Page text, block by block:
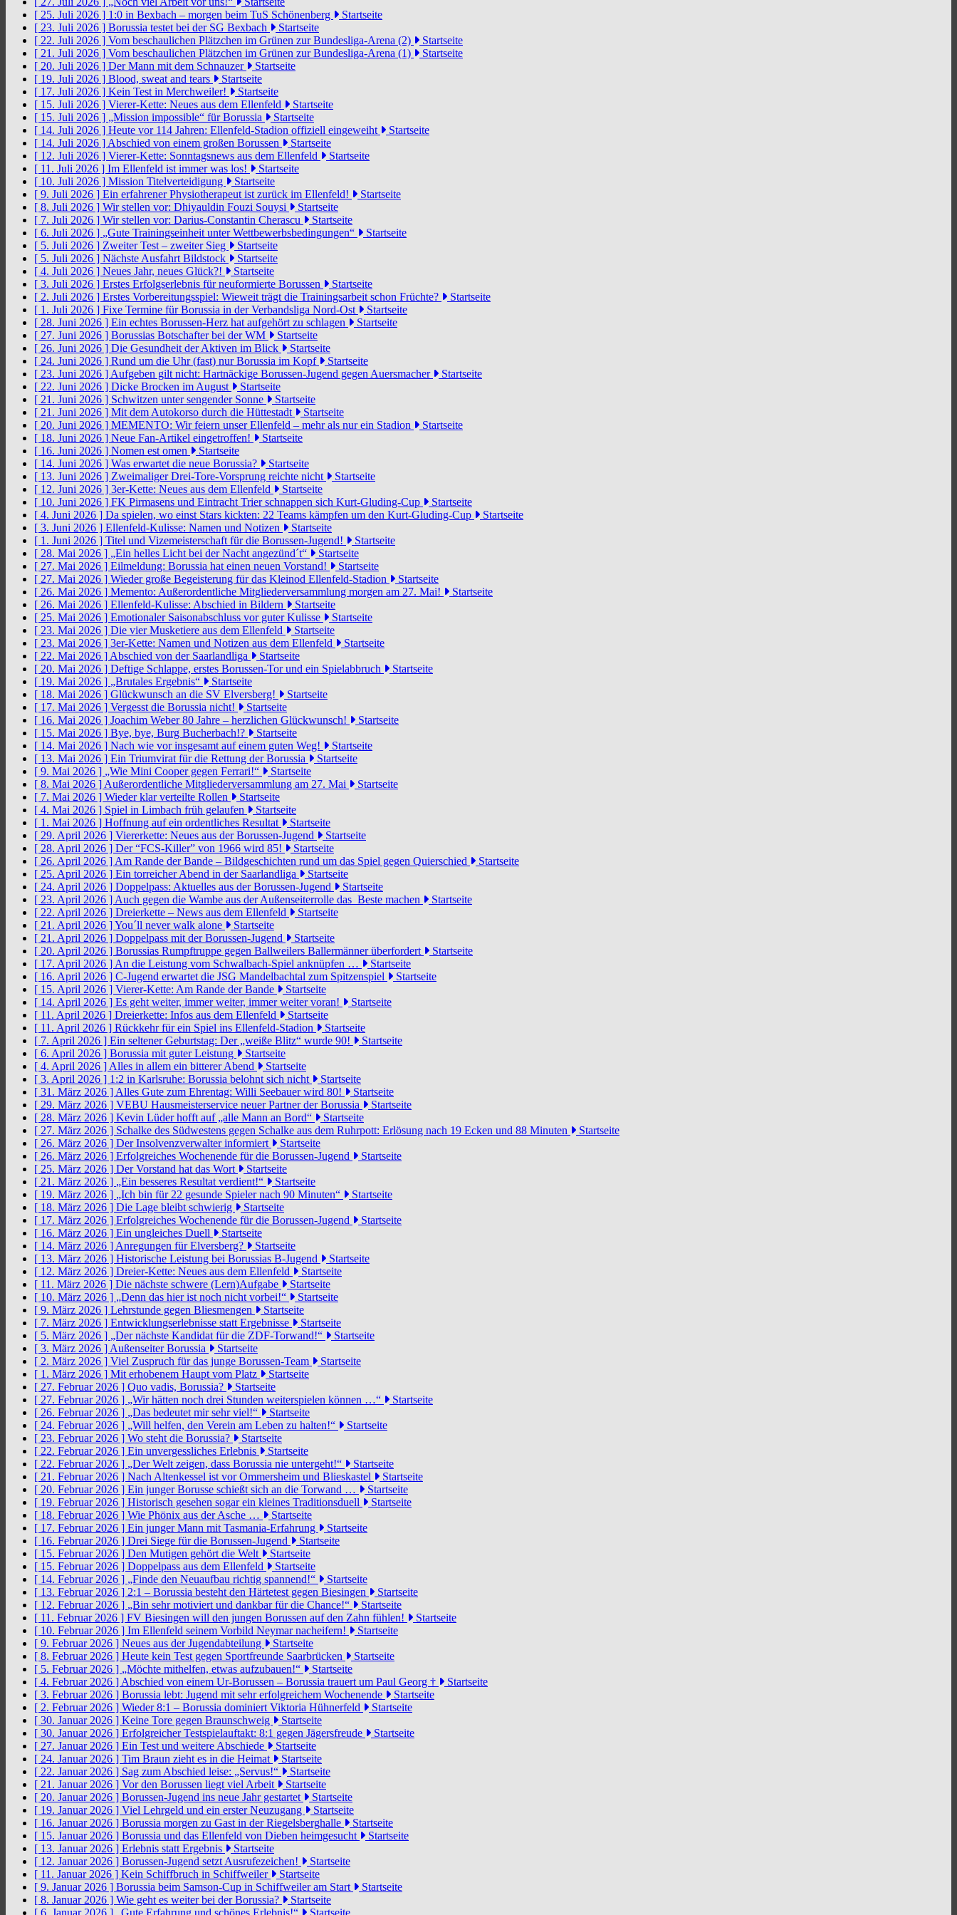
[ 25. Juli 2026 ] 1:0 in Bexbach – morgen beim TuS Schönenberg
Startseite
[ 23. Juli 2026 ] Borussia testet bei der SG Bexbach
Startseite
[ 22. Juli 2026 ] Vom beschaulichen Plätzchen im Grünen zur Bundesliga-Arena (2)
Startseite
[ 21. Juli 2026 ] Vom beschaulichen Plätzchen im Grünen zur Bundesliga-Arena (1)
Startseite
[ 20. Juli 2026 ] Der Mann mit dem Schnauzer
Startseite
[ 19. Juli 2026 ] Blood, sweat and tears
Startseite
[ 17. Juli 2026 ] Kein Test in Merchweiler!
Startseite
[ 15. Juli 2026 ] Vierer-Kette: Neues aus dem Ellenfeld
Startseite
[ 15. Juli 2026 ] „Mission impossible“ für Borussia
Startseite
[ 14. Juli 2026 ] Heute vor 114 Jahren: Ellenfeld-Stadion offiziell eingeweiht
Startseite
[ 14. Juli 2026 ] Abschied von einem großen Borussen
Startseite
[ 12. Juli 2026 ] Vierer-Kette: Sonntagsnews aus dem Ellenfeld
Startseite
[ 11. Juli 2026 ] Im Ellenfeld ist immer was los!
Startseite
[ 10. Juli 2026 ] Mission Titelverteidigung
Startseite
[ 9. Juli 2026 ] Ein erfahrener Physiotherapeut ist zurück im Ellenfeld!
Startseite
[ 8. Juli 2026 ] Wir stellen vor: Dhiyauldin Fouzi Souysi
Startseite
[ 7. Juli 2026 ] Wir stellen vor: Darius-Constantin Cherascu
Startseite
[ 6. Juli 2026 ] „Gute Trainingseinheit unter Wettbewerbsbedingungen“
Startseite
[ 5. Juli 2026 ] Zweiter Test – zweiter Sieg
Startseite
[ 5. Juli 2026 ] Nächste Ausfahrt Bildstock
Startseite
[ 4. Juli 2026 ] Neues Jahr, neues Glück?!
Startseite
[ 3. Juli 2026 ] Erstes Erfolgserlebnis für neuformierte Borussen
Startseite
[ 2. Juli 2026 ] Erstes Vorbereitungsspiel: Wieweit trägt die Trainingsarbeit schon Früchte?
Startseite
[ 1. Juli 2026 ] Fixe Termine für Borussia in der Verbandsliga Nord-Ost
Startseite
[ 28. Juni 2026 ] Ein echtes Borussen-Herz hat aufgehört zu schlagen
Startseite
[ 27. Juni 2026 ] Borussias Botschafter bei der WM
Startseite
[ 26. Juni 2026 ] Die Gesundheit der Aktiven im Blick
Startseite
[ 24. Juni 2026 ] Rund um die Uhr (fast) nur Borussia im Kopf
Startseite
[ 23. Juni 2026 ] Aufgeben gilt nicht: Hartnäckige Borussen-Jugend gegen Auersmacher
Startseite
[ 22. Juni 2026 ] Dicke Brocken im August
Startseite
[ 21. Juni 2026 ] Schwitzen unter sengender Sonne
Startseite
[ 21. Juni 2026 ] Mit dem Autokorso durch die Hüttestadt
Startseite
[ 20. Juni 2026 ] MEMENTO: Wir feiern unser Ellenfeld – mehr als nur ein Stadion
Startseite
[ 18. Juni 2026 ] Neue Fan-Artikel eingetroffen!
Startseite
[ 16. Juni 2026 ] Nomen est omen
Startseite
[ 14. Juni 2026 ] Was erwartet die neue Borussia?
Startseite
[ 13. Juni 2026 ] Zweimaliger Drei-Tore-Vorsprung reichte nicht
Startseite
[ 12. Juni 2026 ] 3er-Kette: Neues aus dem Ellenfeld
Startseite
[ 10. Juni 2026 ] FK Pirmasens und Eintracht Trier schnappen sich Kurt-Gluding-Cup
Startseite
[ 4. Juni 2026 ] Da spielen, wo einst Stars kickten: 22 Teams kämpfen um den Kurt-Gluding-Cup
Startseite
[ 3. Juni 2026 ] Ellenfeld-Kulisse: Namen und Notizen
Startseite
[ 1. Juni 2026 ] Titel und Vizemeisterschaft für die Borussen-Jugend!
Startseite
[ 28. Mai 2026 ] „Ein helles Licht bei der Nacht angezünd´t“
Startseite
[ 27. Mai 2026 ] Eilmeldung: Borussia hat einen neuen Vorstand!
Startseite
[ 27. Mai 2026 ] Wieder große Begeisterung für das Kleinod Ellenfeld-Stadion
Startseite
[ 26. Mai 2026 ] Memento: Außerordentliche Mitgliederversammlung morgen am 27. Mai!
Startseite
[ 26. Mai 2026 ] Ellenfeld-Kulisse: Abschied in Bildern
Startseite
[ 25. Mai 2026 ] Emotionaler Saisonabschluss vor guter Kulisse
Startseite
[ 23. Mai 2026 ] Die vier Musketiere aus dem Ellenfeld
Startseite
[ 23. Mai 2026 ] 3er-Kette: Namen und Notizen aus dem Ellenfeld
Startseite
[ 22. Mai 2026 ] Abschied von der Saarlandliga
Startseite
[ 20. Mai 2026 ] Deftige Schlappe, erstes Borussen-Tor und ein Spielabbruch
Startseite
[ 19. Mai 2026 ] „Brutales Ergebnis“
Startseite
[ 18. Mai 2026 ] Glückwunsch an die SV Elversberg!
Startseite
[ 17. Mai 2026 ] Vergesst die Borussia nicht!
Startseite
[ 16. Mai 2026 ] Joachim Weber 80 Jahre – herzlichen Glückwunsch!
Startseite
[ 15. Mai 2026 ] Bye, bye, Burg Bucherbach!?
Startseite
[ 14. Mai 2026 ] Nach wie vor insgesamt auf einem guten Weg!
Startseite
[ 13. Mai 2026 ] Ein Triumvirat für die Rettung der Borussia
Startseite
[ 9. Mai 2026 ] „Wie Mini Cooper gegen Ferrari!“
Startseite
[ 8. Mai 2026 ] Außerordentliche Mitgliederversammlung am 27. Mai
Startseite
[ 7. Mai 2026 ] Wieder klar verteilte Rollen
Startseite
[ 4. Mai 2026 ] Spiel in Limbach früh gelaufen
Startseite
[ 1. Mai 2026 ] Hoffnung auf ein ordentliches Resultat
Startseite
[ 29. April 2026 ] Viererkette: Neues aus der Borussen-Jugend
Startseite
[ 28. April 2026 ] Der “FCS-Killer” von 1966 wird 85!
Startseite
[ 26. April 2026 ] Am Rande der Bande – Bildgeschichten rund um das Spiel gegen Quierschied
Startseite
[ 25. April 2026 ] Ein torreicher Abend in der Saarlandliga
Startseite
[ 24. April 2026 ] Doppelpass: Aktuelles aus der Borussen-Jugend
Startseite
[ 23. April 2026 ] Auch gegen die Wambe aus der Außenseiterrolle das Beste machen
Startseite
[ 22. April 2026 ] Dreierkette – News aus dem Ellenfeld
Startseite
[ 21. April 2026 ]You´ll never walk alone
Startseite
[ 21. April 2026 ] Doppelpass mit der Borussen-Jugend
Startseite
[ 20. April 2026 ] Borussias Rumpftruppe gegen Ballweilers Ballermänner überfordert
Startseite
[ 17. April 2026 ] An die Leistung vom Schwalbach-Spiel anknüpfen …
Startseite
[ 16. April 2026 ] C-Jugend erwartet die JSG Mandelbachtal zum Spitzenspiel
Startseite
[ 15. April 2026 ] Vierer-Kette: Am Rande der Bande
Startseite
[ 14. April 2026 ] Es geht weiter, immer weiter, immer weiter voran!
Startseite
[ 11. April 2026 ] Dreierkette: Infos aus dem Ellenfeld
Startseite
[ 11. April 2026 ] Rückkehr für ein Spiel ins Ellenfeld-Stadion
Startseite
[ 7. April 2026 ] Ein seltener Geburtstag: Der „weiße Blitz“ wurde 90!
Startseite
[ 6. April 2026 ] Borussia mit guter Leistung
Startseite
[ 4. April 2026 ] Alles in allem ein bitterer Abend
Startseite
[ 3. April 2026 ] 1:2 in Karlsruhe: Borussia belohnt sich nicht
Startseite
[ 31. März 2026 ] Alles Gute zum Ehrentag: Willi Seebauer wird 80!
Startseite
[ 29. März 2026 ] VEBU Hausmeisterservice neuer Partner der Borussia
Startseite
[ 28. März 2026 ] Kevin Lüder hofft auf „alle Mann an Bord“
Startseite
[ 27. März 2026 ] Schalke des Südwestens gegen Schalke aus dem Ruhrpott: Erlösung nach 19 Ecken und 88 Minuten
Startseite
[ 26. März 2026 ] Der Insolvenzverwalter informiert
Startseite
[ 26. März 2026 ] Erfolgreiches Wochenende für die Borussen-Jugend
Startseite
[ 25. März 2026 ] Der Vorstand hat das Wort
Startseite
[ 21. März 2026 ] „Ein besseres Resultat verdient!“
Startseite
[ 19. März 2026 ] „Ich bin für 22 gesunde Spieler nach 90 Minuten“
Startseite
[ 18. März 2026 ] Die Lage bleibt schwierig
Startseite
[ 17. März 2026 ] Erfolgreiches Wochenende für die Borussen-Jugend
Startseite
[ 16. März 2026 ] Ein ungleiches Duell
Startseite
[ 14. März 2026 ] Anregungen für Elversberg?
Startseite
[ 13. März 2026 ] Historische Leistung bei Borussias B-Jugend
Startseite
[ 12. März 2026 ] Dreier-Kette: Neues aus dem Ellenfeld
Startseite
[ 11. März 2026 ] Die nächste schwere (Lern)Aufgabe
Startseite
[ 10. März 2026 ] „Denn das hier ist noch nicht vorbei!“
Startseite
[ 9. März 2026 ] Lehrstunde gegen Bliesmengen
Startseite
[ 7. März 2026 ] Entwicklungserlebnisse statt Ergebnisse
Startseite
[ 5. März 2026 ] „Der nächste Kandidat für die ZDF-Torwand!“
Startseite
[ 3. März 2026 ] Außenseiter Borussia
Startseite
[ 2. März 2026 ] Viel Zuspruch für das junge Borussen-Team
Startseite
[ 1. März 2026 ] Mit erhobenem Haupt vom Platz
Startseite
[ 27. Februar 2026 ] Quo vadis, Borussia?
Startseite
[ 27. Februar 2026 ] „Wir hätten noch drei Stunden weiterspielen können …“
Startseite
[ 26. Februar 2026 ] „Das bedeutet mir sehr viel!“
Startseite
[ 24. Februar 2026 ] „Will helfen, den Verein am Leben zu halten!“
Startseite
[ 23. Februar 2026 ] Wo steht die Borussia?
Startseite
[ 22. Februar 2026 ] Ein unvergessliches Erlebnis
Startseite
[ 22. Februar 2026 ] „Der Welt zeigen, dass Borussia nie untergeht!“
Startseite
[ 21. Februar 2026 ] Nach Altenkessel ist vor Ommersheim und Blieskastel
Startseite
[ 20. Februar 2026 ] Ein junger Borusse schießt sich an die Torwand …
Startseite
[ 19. Februar 2026 ] Historisch gesehen sogar ein kleines Traditionsduell
Startseite
[ 18. Februar 2026 ] Wie Phönix aus der Asche …
Startseite
[ 17. Februar 2026 ] Ein junger Mann mit Tasmania-Erfahrung
Startseite
[ 16. Februar 2026 ] Drei Siege für die Borussen-Jugend
Startseite
[ 15. Februar 2026 ] Den Mutigen gehört die Welt
Startseite
[ 15. Februar 2026 ] Doppelpass aus dem Ellenfeld
Startseite
[ 14. Februar 2026 ] „Finde den Neuaufbau richtig spannend!“
Startseite
[ 13. Februar 2026 ] 2:1 – Borussia besteht den Härtetest gegen Biesingen
Startseite
[ 12. Februar 2026 ] „Bin sehr motiviert und dankbar für die Chance!“
Startseite
[ 11. Februar 2026 ] FV Biesingen will den jungen Borussen auf den Zahn fühlen!
Startseite
[ 10. Februar 2026 ] Im Ellenfeld seinem Vorbild Neymar nacheifern!
Startseite
[ 9. Februar 2026 ] Neues aus der Jugendabteilung
Startseite
[ 8. Februar 2026 ] Heute kein Test gegen Sportfreunde Saarbrücken
Startseite
[ 5. Februar 2026 ] „Möchte mithelfen, etwas aufzubauen!“
Startseite
[ 4. Februar 2026 ] Abschied von einem Ur-Borussen – Borussia trauert um Paul Georg †
Startseite
[ 3. Februar 2026 ] Borussia lebt: Jugend mit sehr erfolgreichem Wochenende
Startseite
[ 2. Februar 2026 ] Wieder 8:1 – Borussia dominiert Viktoria Hühnerfeld
Startseite
[ 30. Januar 2026 ] Keine Tore gegen Braunschweig
Startseite
[ 30. Januar 2026 ] Erfolgreicher Testspielauftakt: 8:1 gegen Jägersfreude
Startseite
[ 27. Januar 2026 ] Ein Test und weitere Abschiede
Startseite
[ 24. Januar 2026 ] Tim Braun zieht es in die Heimat
Startseite
[ 22. Januar 2026 ] Sag zum Abschied leise: „Servus!“
Startseite
[ 21. Januar 2026 ] Vor den Borussen liegt viel Arbeit
Startseite
[ 20. Januar 2026 ] Borussen-Jugend ins neue Jahr gestartet
Startseite
[ 19. Januar 2026 ] Viel Lehrgeld und ein erster Neuzugang
Startseite
[ 16. Januar 2026 ] Borussia morgen zu Gast in der Riegelsberghalle
Startseite
[ 15. Januar 2026 ] Borussia und das Ellenfeld von Dieben heimgesucht
Startseite
[ 13. Januar 2026 ] Erlebnis statt Ergebnis
Startseite
[ 12. Januar 2026 ] Borussen-Jugend setzt Ausrufezeichen!
Startseite
[ 11. Januar 2026 ] Kein Schiffbruch in Schiffweiler
Startseite
[ 9. Januar 2026 ] Borussia beim Samson-Cup in Schiffweiler am Start
Startseite
[ 8. Januar 2026 ] Wie geht es weiter bei der Borussia?
Startseite
[ 6. Januar 2026 ]
„Gute Erfahrung und schönes Erlebnis!“ Startseite